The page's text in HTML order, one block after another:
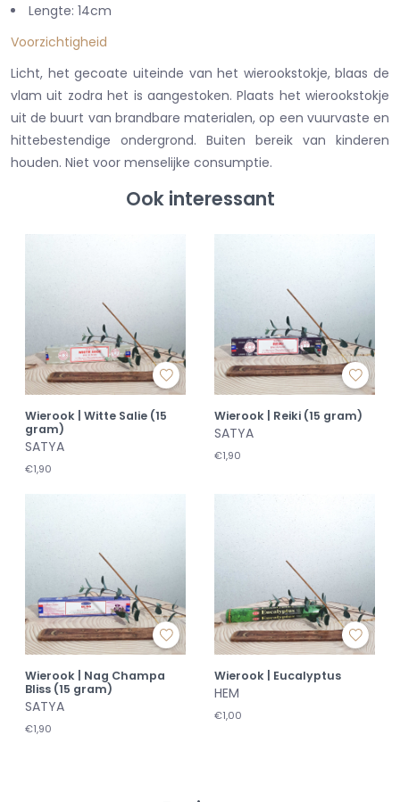
Lengte: 14cm
Voorzichtigheid
Licht, het gecoate uiteinde van het wierookstokje, blaas de
vlam uit zodra het is aangestoken. Plaats het wierookstokje
uit de buurt van brandbare materialen, op een vuurvaste en
hittebestendige ondergrond. Buiten bereik van kinderen
houden. Niet voor menselijke consumptie.
Ook interessant
Wierook | Witte Salie (15
gram)
SATYA
€1,90
Wierook | Reiki (15 gram)
SATYA
€1,90
Wierook | Nag Champa
Bliss (15 gram)
SATYA
€1,90
Wierook | Eucalyptus
HEM
€1,00